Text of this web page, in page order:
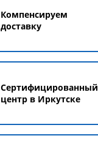
Компенсируем
доставку
Сертифицированный
центр в Иркутске